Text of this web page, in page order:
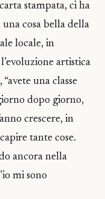
stampata, ci ha
cosa bella della
locale, in
artistica
una classe
dopo giorno,
crescere, in
tante cose.
ancora nella
mi sono